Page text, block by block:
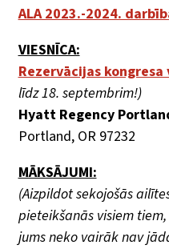
ALA 2023.-2024.
VIESNĪCA:
Rezervācijas kongresa
līdz 18. septembrim!)
Hyatt Regency
Portland, OR 97232
MĀKSĀJUMI:
(Aizpildot sekojošās
pieteikšanās visiem
jums neko vairāk nav